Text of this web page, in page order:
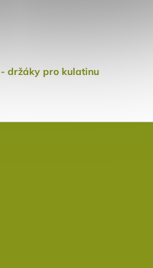
držáky pro kulatinu